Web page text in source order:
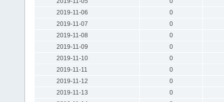
2019-11-06
0
2019-11-07
0
2019-11-08
0
2019-11-09
0
2019-11-10
0
2019-11-11
0
2019-11-12
0
2019-11-13
0